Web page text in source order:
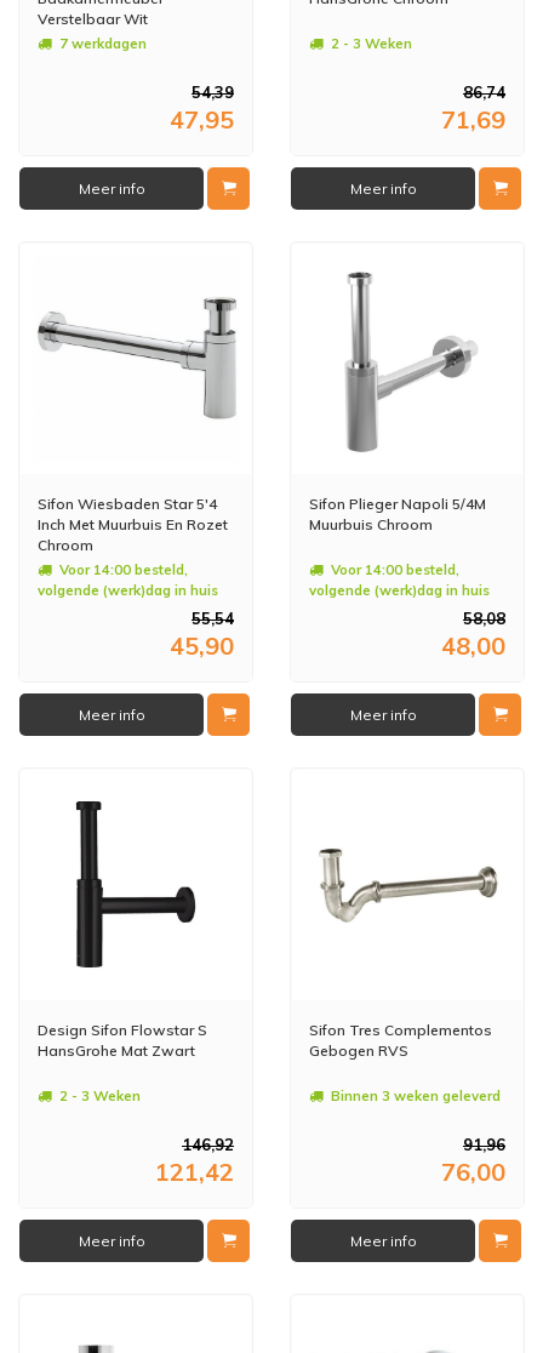
Verstelbaar Wit
7 werkdagen
54,39
47,95
Meer info
2 - 3 Weken
86,74
71,69
Meer info
Sifon Wiesbaden Star 5'4
Inch Met Muurbuis En Rozet
Chroom
Voor 14:00 besteld,
volgende (werk)dag in huis
55,54
45,90
Meer info
Sifon Plieger Napoli 5/4M
Muurbuis Chroom
Voor 14:00 besteld,
volgende (werk)dag in huis
58,08
48,00
Meer info
Design Sifon Flowstar S
HansGrohe Mat Zwart
2 - 3 Weken
146,92
121,42
Meer info
Sifon Tres Complementos
Gebogen RVS
Binnen 3 weken geleverd
91,96
76,00
Meer info